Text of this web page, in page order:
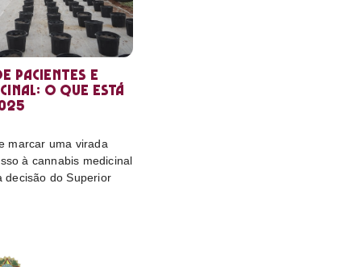
pacientes e
o que está
marcar uma virada
à cannabis medicinal
decisão do Superior